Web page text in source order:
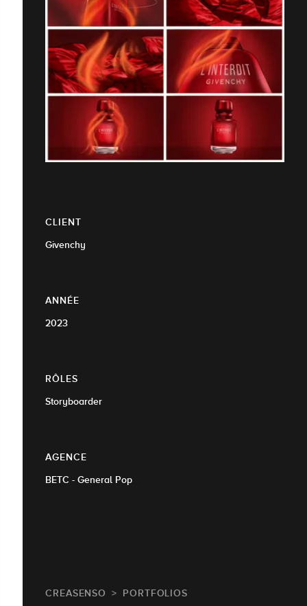
CLIENT
Givenchy
ANNÉE
2023
RÔLES
Storyboarder
AGENCE
BETC - General Pop
CREASENSO PORTFOLIOS